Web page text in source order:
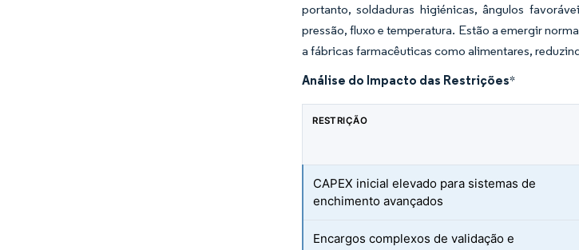
portanto, soldaduras higiénicas, ângulos
pressão, fluxo e temperatura. Estão a emergir
a fábricas farmacêuticas como alimentares,
Análise do Impacto das Restrições*
RESTRIÇÃO
CAPEX inicial elevado para sistemas de
enchimento avançados
Encargos complexos de validação e